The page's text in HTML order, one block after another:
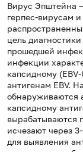
Вирус Эпштейна
герпес-вирусам
цель
прошедшей
инфекции
капсидному
антигенам EBV.
обнаруживаются
капсидному
вырабатываются
исчезают через
для выявления